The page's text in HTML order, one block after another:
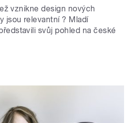
vznikne design nových
jsou relevantní ? Mladí
svůj pohled na české